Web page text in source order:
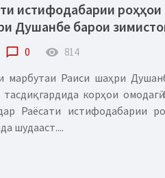
истифодабарии
Душанбе барои
chat_bubble_outline 0 remove_red_eye 814
Раиси шаҳри
корҳои
Раёсати истифодабарии
шудааст....